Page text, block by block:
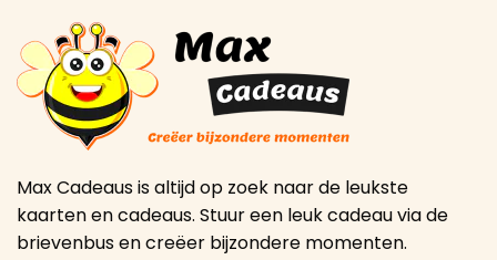
Max Cadeaus is altijd op zoek naar de leukste
kaarten en cadeaus. Stuur een leuk cadeau via de
brievenbus en creëer bijzondere momenten.